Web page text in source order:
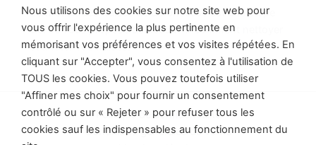
L’entretien des fraises de défonceuse est une étape
clé. Je vous propose de découvrir comment nettoyer
et affuter vos fraises.
Politique de confidentialité
Conditions générales de vente
Nous utilisons des cookies sur notre site web pour
vous offrir l'expérience la plus pertinente en
mémorisant vos préférences et vos visites répétées. En
cliquant sur "Accepter", vous consentez à l'utilisation de
TOUS les cookies. Vous pouvez toutefois utiliser
"Affiner mes choix" pour fournir un consentement
contrôlé ou sur « Rejeter » pour refuser tous les
cookies sauf les indispensables au fonctionnement du